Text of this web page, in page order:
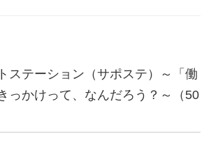
ステーション（サポステ）～「働
っかけって、なんだろう？～（50